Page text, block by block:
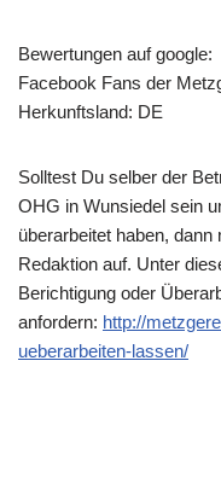
Bewertungen auf google:
Facebook Fans der
Herkunftsland: DE
Solltest Du selber der
OHG in Wunsiedel sein
überarbeitet haben,
Redaktion auf. Unter
Berichtigung oder
anfordern: http://
ueberarbeiten-lassen/